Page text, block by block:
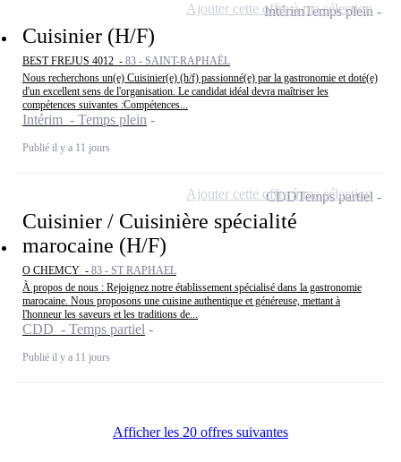
Cuisinier (H/F)
BEST FREJUS 4012 - 83 - SAINT-RAPHAËL
Nous recherchons un(e) Cuisinier(e) (h/f) passionné(e) par la gastronomie et doté(e)
d'un excellent sens de l'organisation. Le candidat idéal devra maîtriser les
compétences suivantes :Compétences...
Intérim - Temps plein
Publié il y a 11 jours
IntérimTemps plein
Ajouter cette offre à ma sélection
Cuisinier / Cuisinière spécialité
marocaine (H/F)
O CHEMCY - 83 - ST RAPHAEL
À propos de nous : Rejoignez notre établissement spécialisé dans la gastronomie
marocaine. Nous proposons une cuisine authentique et généreuse, mettant à
l'honneur les saveurs et les traditions de...
CDD - Temps partiel
Publié il y a 11 jours
CDDTemps partiel
Ajouter cette offre à ma sélection
Afficher les 20 offres suivantes